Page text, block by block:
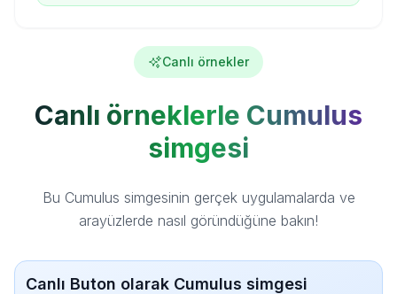
Canlı örnekler
Canlı örneklerle Cumulus
simgesi
Bu Cumulus simgesinin gerçek uygulamalarda ve
arayüzlerde nasıl göründüğüne bakın!
Canlı Buton olarak Cumulus simgesi